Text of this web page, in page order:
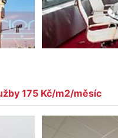
175 Kč/m2/měsíc